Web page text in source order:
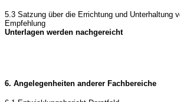
5.3 Satzung über die Errichtung und Unterhaltung
Empfehlung
Unterlagen werden nachgereicht
6. Angelegenheiten anderer Fachbereiche